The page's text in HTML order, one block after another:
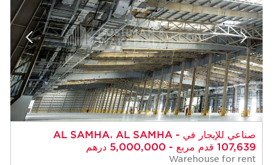
صناعي للإيجار في AL SAMHA، AL SAMHA -
107,639 قدم مربع - 5,000,000 درهم
Warehouse for rent